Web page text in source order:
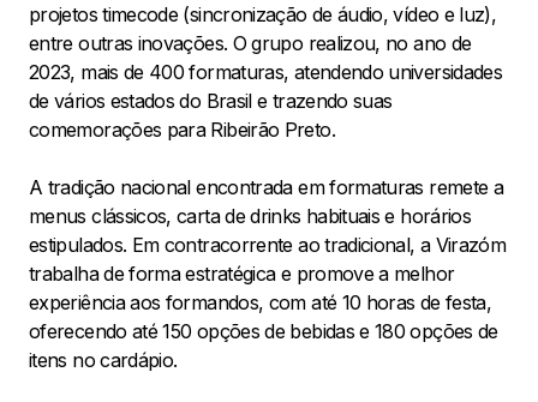
projetos timecode (sincronização de áudio, vídeo e luz),
entre outras inovações. O grupo realizou, no ano de
2023, mais de 400 formaturas, atendendo universidades
de vários estados do Brasil e trazendo suas
comemorações para Ribeirão Preto.
A tradição nacional encontrada em formaturas remete a
menus clássicos, carta de drinks habituais e horários
estipulados. Em contracorrente ao tradicional, a Virazóm
trabalha de forma estratégica e promove a melhor
experiência aos formandos, com até 10 horas de festa,
oferecendo até 150 opções de bebidas e 180 opções de
itens no cardápio.